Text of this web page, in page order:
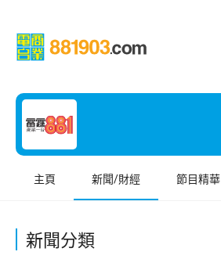
主頁 新聞/財經 節目精華
新聞分類